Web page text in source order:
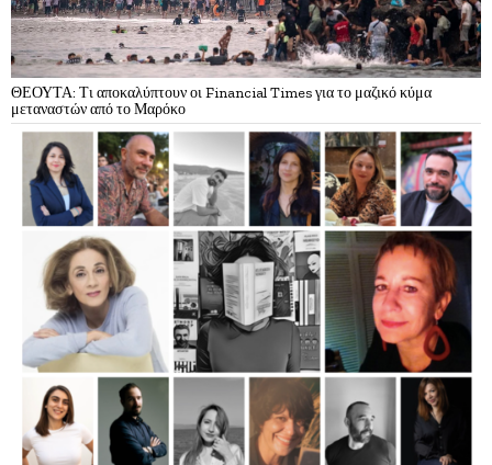
ΘΕΟΥΤΑ: Τι αποκαλύπτουν οι Financial Times για το μαζικό κύμα
μεταναστών από το Μαρόκο